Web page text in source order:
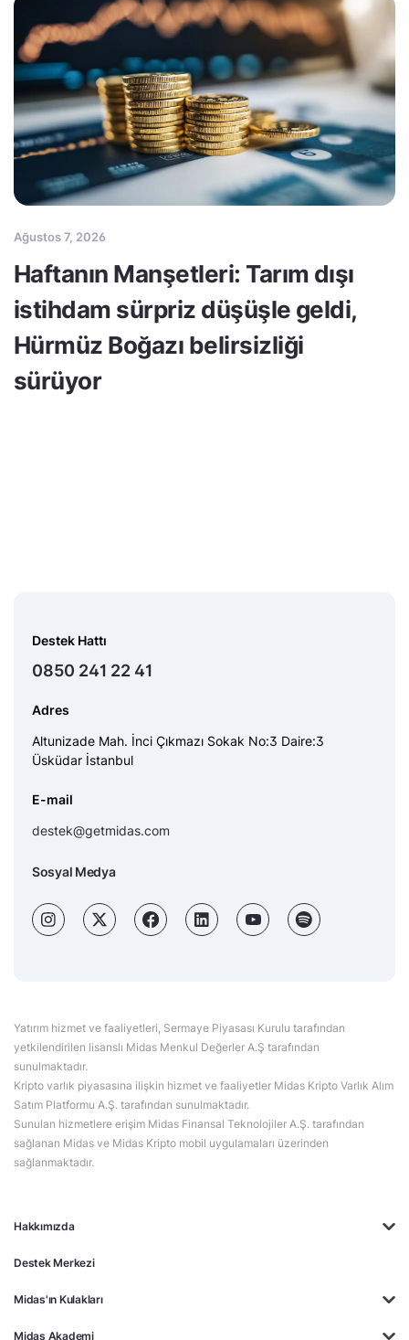
Ağustos 7, 2026
Haftanın Manşetleri: Tarım dışı
istihdam sürpriz düşüşle geldi,
Hürmüz Boğazı belirsizliği
sürüyor
Hakkımızda
Destek Merkezi
Midas'ın Kulakları
Midas Akademi
Destek Hattı
0850 241 22 41
Adres
Altunizade Mah. İnci Çıkmazı Sokak No:3 Daire:3
Üsküdar İstanbul
E-mail
destek@getmidas.com
Sosyal Medya
Yatırım hizmet ve faaliyetleri, Sermaye Piyasası Kurulu tarafından
yetkilendirilen lisanslı Midas Menkul Değerler A.Ş tarafından
sunulmaktadır.
Kripto varlık piyasasına ilişkin hizmet ve faaliyetler Midas Kripto Varlık Alım
Satım Platformu A.Ş. tarafından sunulmaktadır.
Sunulan hizmetlere erişim Midas Finansal Teknolojiler A.Ş. tarafından
sağlanan Midas ve Midas Kripto mobil uygulamaları üzerinden
sağlanmaktadır.